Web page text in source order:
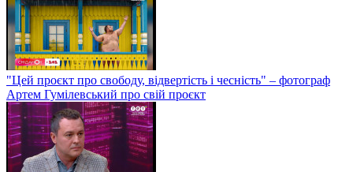
"Цей проєкт про свободу, відвертість і чесність" – фотограф
Артем Гумілевський про свій проєкт